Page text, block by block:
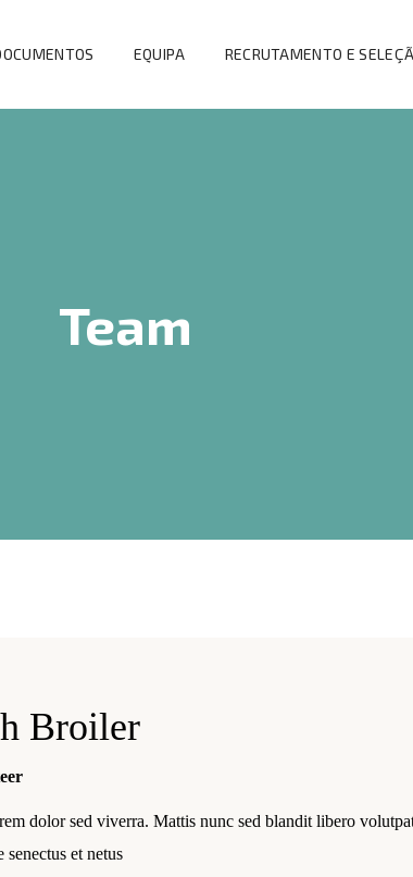
EQUIPA RECRUTAMENTO E
Team
Broiler
dolor sed viverra. Mattis nunc sed blandit libero
senectus et netus